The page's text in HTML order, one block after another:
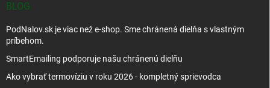
BLOG
PodNalov.sk je viac než e-shop. Sme chránená dielňa s vlastným
príbehom.
SmartEmailing podporuje našu chránenú dielňu
Ako vybrať termovíziu v roku 2026 - kompletný sprievodca